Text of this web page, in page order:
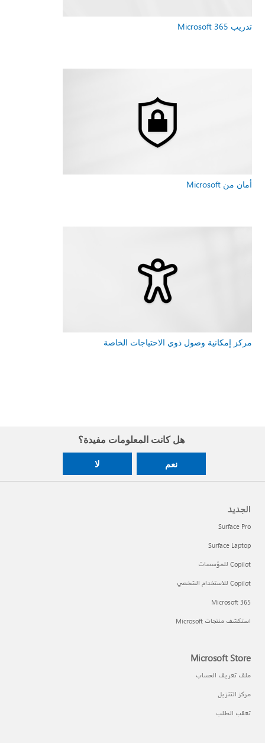
تدريب Microsoft 365
أمان من Microsoft
مركز إمكانية وصول ذوي الاحتياجات الخاصة
هل كانت المعلومات مفيدة؟
نعم لا
الجديد
Surface Pro
Surface Laptop
Copilot للمؤسسات
Copilot للاستخدام الشخصي
Microsoft 365
استكشف منتجات Microsoft
Microsoft Store
ملف تعريف الحساب
مركز التنزيل
تعقب الطلب